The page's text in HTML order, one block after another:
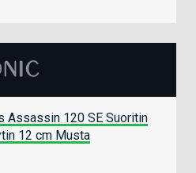
Assassin 120 SE Suoritin
12 cm Musta